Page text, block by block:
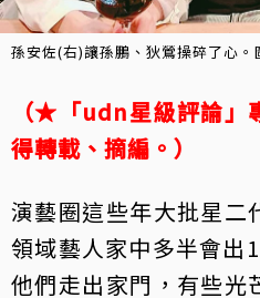
孫安佐(右)讓孫鵬、狄鶯操碎了心。
（★「udn星級評論」
得轉載、摘編。）
演藝圈這些年大批星二
領域藝人家中多半會出
他們走出家門，有些光